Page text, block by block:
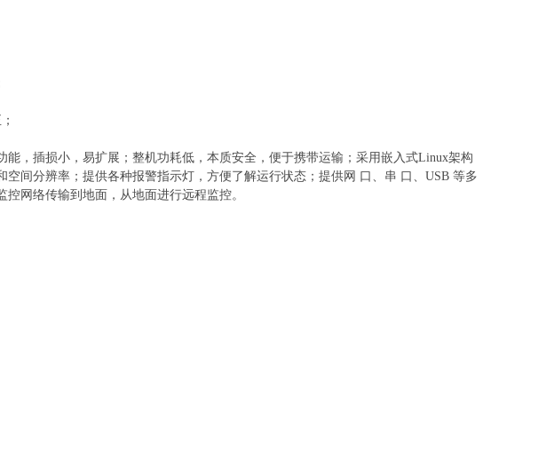
，插损小，易扩展；整机功耗低，本质安全，便于携带运输；采用嵌入式Linux架构
间分辨率；提供各种报警指示灯，方便了解运行状态；提供网 口、串 口、USB 等多
网络传输到地面，从地面进行远程监控。